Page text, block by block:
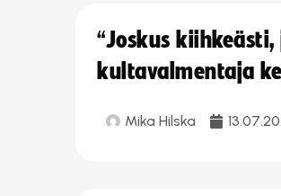
“Joskus
kultavalmentaja
Mika Hilska